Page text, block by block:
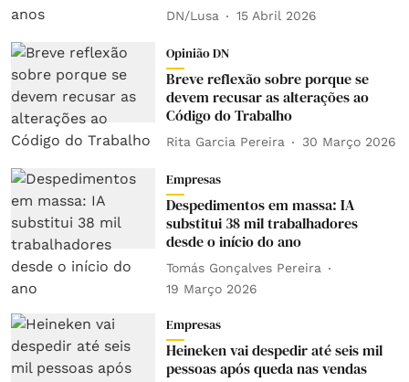
DN/Lusa 15 Abril 2026
Opinião DN
Breve reflexão sobre porque se
devem recusar as alterações ao
Código do Trabalho
Rita Garcia Pereira 30 Março 2026
Empresas
Despedimentos em massa: IA
substitui 38 mil trabalhadores
desde o início do ano
Tomás Gonçalves Pereira
19 Março 2026
Empresas
Heineken vai despedir até seis mil
pessoas após queda nas vendas